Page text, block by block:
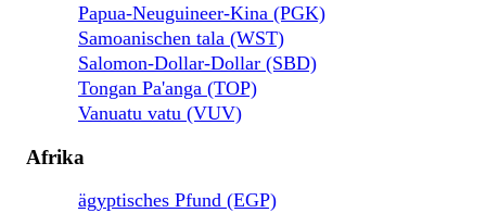
Papua-Neuguineer-Kina (PGK)
Samoanischen tala (WST)
Salomon-Dollar-Dollar (SBD)
Tongan Pa'anga (TOP)
Vanuatu vatu (VUV)
Afrika
ägyptisches Pfund (EGP)